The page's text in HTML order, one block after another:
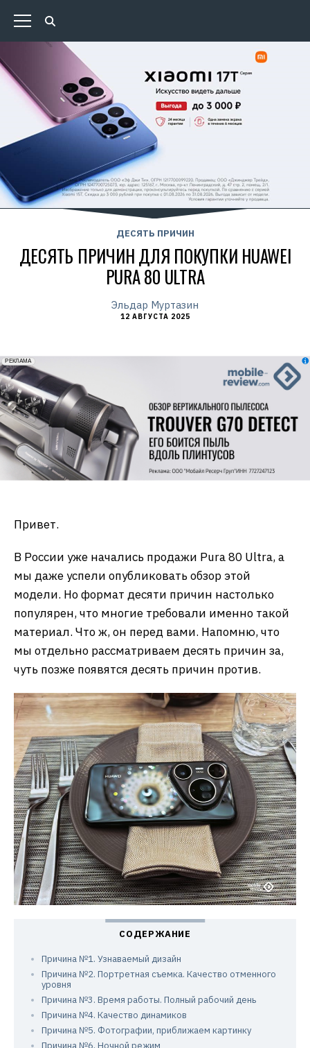
ДЕСЯТЬ ПРИЧИН
ДЕСЯТЬ ПРИЧИН ДЛЯ ПОКУПКИ HUAWEI
PURA 80 ULTRA
Эльдар Муртазин
12 АВГУСТА 2025
erid: 2VfnxxmNzs5
РЕКЛАМА
Привет.
В России уже начались продажи Pura 80 Ultra, а
мы даже успели опубликовать обзор этой
модели. Но формат десяти причин настолько
популярен, что многие требовали именно такой
материал. Что ж, он перед вами. Напомню, что
мы отдельно рассматриваем десять причин за,
чуть позже появятся десять причин против.
Причина №1. Узнаваемый дизайн
Причина №2. Портретная съемка. Качество отменного
уровня
Причина №3. Время работы. Полный рабочий день
Причина №4. Качество динамиков
Причина №5. Фотографии, приближаем картинку
Причина №6. Ночной режим